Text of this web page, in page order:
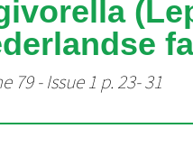
79 - Issue 1 p. 23- 31